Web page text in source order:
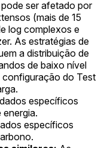
ser afetado por
(mais de 15
log complexos e
As estratégias de
a distribuição de
de baixo nível
configuração do Test
específicos
específicos